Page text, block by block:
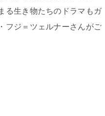
る生き物たちのドラマもガ
フジ＝ツェルナーさんがご